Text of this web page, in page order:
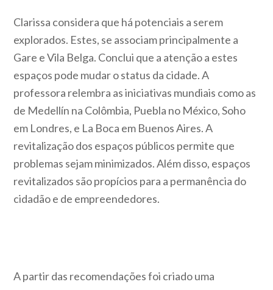
Clarissa considera que há potenciais a serem
explorados. Estes, se associam principalmente a
Gare e Vila Belga. Conclui que a atenção a estes
espaços pode mudar o status da cidade. A
professora relembra as iniciativas mundiais como as
de Medellín na Colômbia, Puebla no México, Soho
em Londres, e La Boca em Buenos Aires. A
revitalização dos espaços públicos permite que
problemas sejam minimizados. Além disso, espaços
revitalizados são propícios para a permanência do
cidadão e de empreendedores.
A partir das recomendações foi criado uma